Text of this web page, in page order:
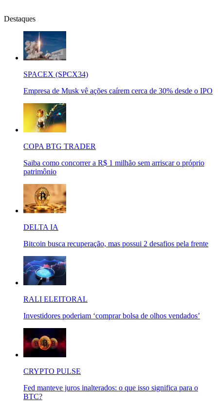
Destaques
SPACEX (SPCX34)
Empresa de Musk vê ações caírem cerca de 30% desde o IPO
COPA BTG TRADER
Saiba como concorrer a R$ 1 milhão sem arriscar o próprio
patrimônio
DELTA IA
Bitcoin busca recuperação, mas possui 2 desafios pela frente
RALI ELEITORAL
Investidores poderiam ‘comprar bolsa de olhos vendados’
CRYPTO PULSE
Fed manteve juros inalterados: o que isso significa para o
BTC?